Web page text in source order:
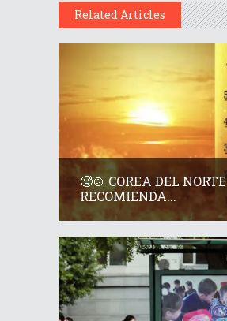
Related Articles
🥵🍲 COREA DEL NORTE
RECOMIENDA...